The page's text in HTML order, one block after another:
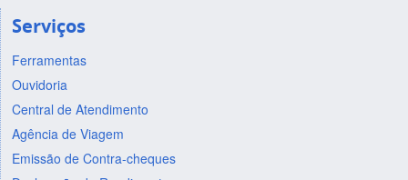
Serviços
Ferramentas
Ouvidoria
Central de Atendimento
Agência de Viagem
Emissão de Contra-cheques